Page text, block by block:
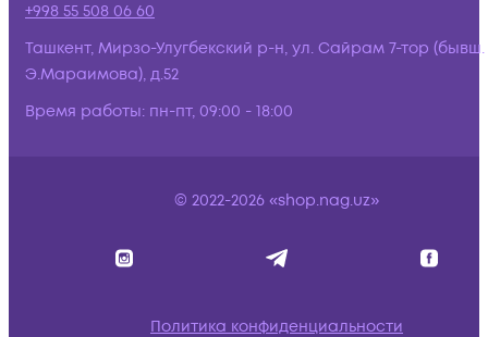
+998 55 508 06 60
Ташкент, Мирзо-Улугбекский р-н, ул. Сайрам 7-тор (бывш.
Э.Мараимова), д.52
Время работы: пн-пт, 09:00 - 18:00
© 2022-2026 «shop.nag.uz»
Политика конфиденциальности